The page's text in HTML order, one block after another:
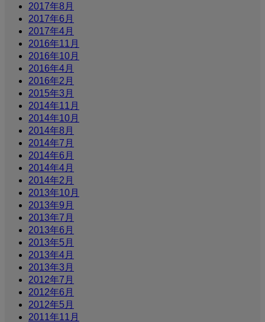
2017年8月
2017年6月
2017年4月
2016年11月
2016年10月
2016年4月
2016年2月
2015年3月
2014年11月
2014年10月
2014年8月
2014年7月
2014年6月
2014年4月
2014年2月
2013年10月
2013年9月
2013年7月
2013年6月
2013年5月
2013年4月
2013年3月
2012年7月
2012年6月
2012年5月
2011年11月